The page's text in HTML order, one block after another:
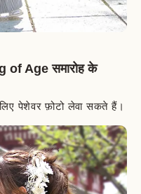
of Age समारोह के
पेशेवर फ़ोटो लेवा सकते हैं।